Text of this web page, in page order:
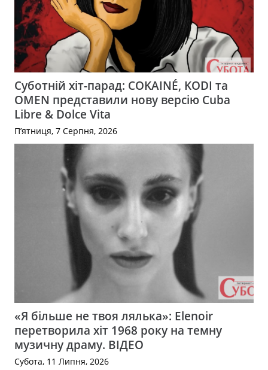
Суботній хіт-парад: COKAINÉ, KODI та
OMEN представили нову версію Cuba
Libre & Dolce Vita
П’ятниця, 7 Серпня, 2026
«Я більше не твоя лялька»: Elenoir
перетворила хіт 1968 року на темну
музичну драму. ВІДЕО
Субота, 11 Липня, 2026